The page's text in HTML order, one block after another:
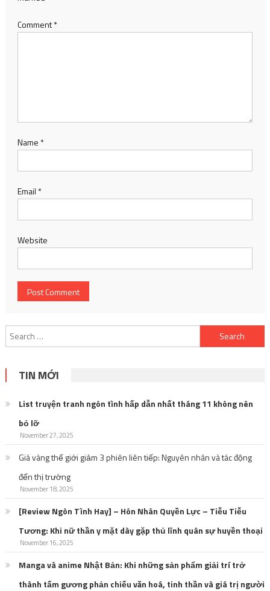
Comment*
Name *
Email *
Website
Search
for:
TIN MỚI
List truyện tranh ngôn tình hấp dẫn nhất tháng 11 không nên
bỏ lỡ
November 27, 2025
Giá vàng thế giới giảm 3 phiên liên tiếp: Nguyên nhân và tác động
đến thị trường
November 18, 2025
[Review Ngôn Tình Hay] – Hôn Nhân Quyền Lực – Tiễu Tiễu
Tương: Khi nữ thần y mặt dày gặp thủ lĩnh quân sự huyền thoại
November 16, 2025
Manga và anime Nhật Bản: Khi những sản phẩm giải trí trở
thành tấm gương phản chiếu văn hoá, tinh thần và giá trị người